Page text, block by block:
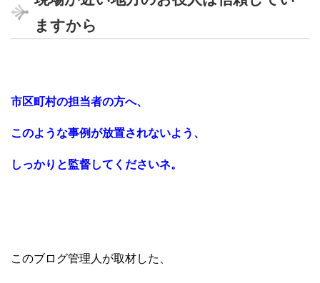
ますから
市区町村の担当者の方へ、
このような事例が放置されないよう、
しっかりと監督してくださいネ。
このブログ管理人が取材した、